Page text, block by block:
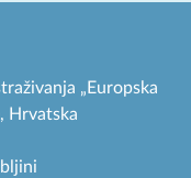
„Europska
Hrvatska